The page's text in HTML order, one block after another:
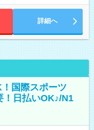
詳細へ
国際スポーツ
日払いOK♪/N1